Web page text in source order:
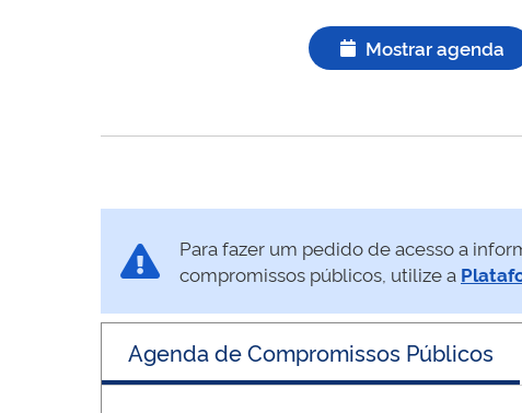
Mostrar agenda
Para fazer um pedido de acesso a
compromissos públicos, utilize a
Agenda de Compromissos Públicos